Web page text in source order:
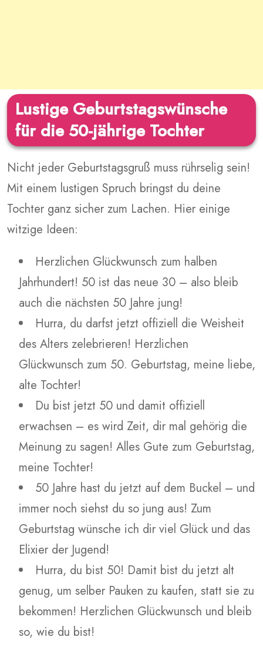
Lustige Geburtstagswünsche
für die 50-jährige Tochter
Nicht jeder Geburtstagsgruß muss rührselig sein!
Mit einem lustigen Spruch bringst du deine
Tochter ganz sicher zum Lachen. Hier einige
witzige Ideen:
Herzlichen Glückwunsch zum halben
Jahrhundert! 50 ist das neue 30 – also bleib
auch die nächsten 50 Jahre jung!
Hurra, du darfst jetzt offiziell die Weisheit
des Alters zelebrieren! Herzlichen
Glückwunsch zum 50. Geburtstag, meine liebe,
alte Tochter!
Du bist jetzt 50 und damit offiziell
erwachsen – es wird Zeit, dir mal gehörig die
Meinung zu sagen! Alles Gute zum Geburtstag,
meine Tochter!
50 Jahre hast du jetzt auf dem Buckel – und
immer noch siehst du so jung aus! Zum
Geburtstag wünsche ich dir viel Glück und das
Elixier der Jugend!
Hurra, du bist 50! Damit bist du jetzt alt
genug, um selber Pauken zu kaufen, statt sie zu
bekommen! Herzlichen Glückwunsch und bleib
so, wie du bist!